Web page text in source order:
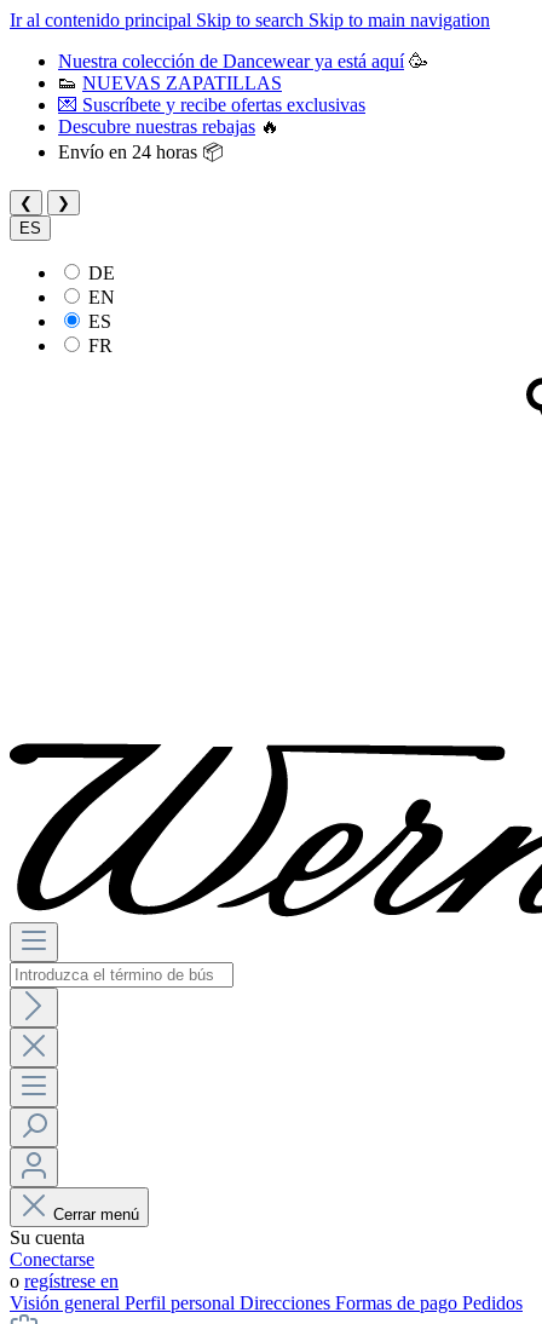
Ir al contenido principal Skip to search Skip to main navigation
Nuestra colección de Dancewear ya está aquí🥳
👟 NUEVAS ZAPATILLAS
💌 Suscríbete y recibe ofertas exclusivas
Descubre nuestras rebajas 🔥
Envío en 24 horas 📦
❮
❯
ES
DE
EN
ES
FR
Cerrar menú
Su cuenta
Conectarse
o regístrese en
Visión general Perfil personal Direcciones Formas de pago Pedidos